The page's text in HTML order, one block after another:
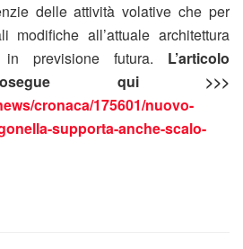
delle attività volative che per
modifiche all’attuale architettura
previsione futura. L’articolo
qui >>>
cronaca/175601/nuovo-
supporta-anche-scalo-